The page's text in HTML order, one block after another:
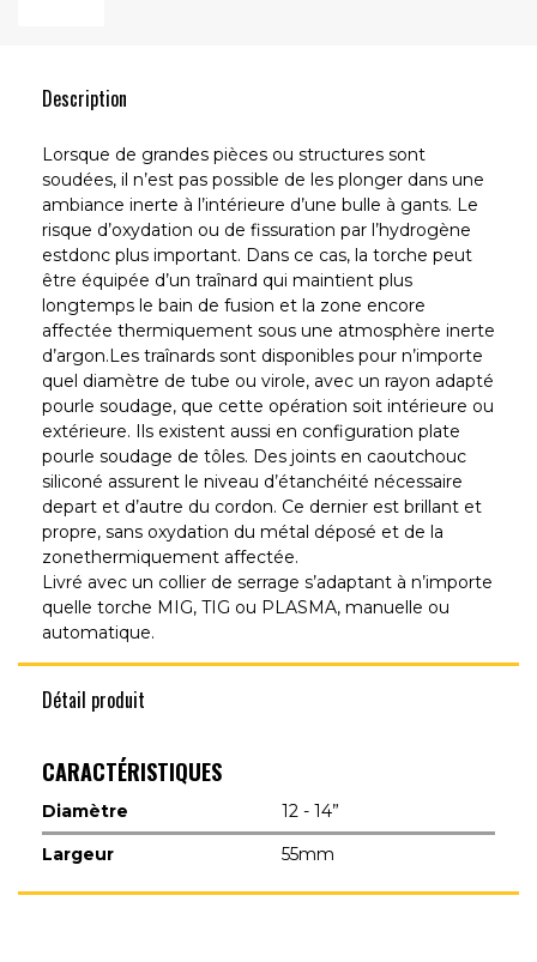
Description
Lorsque de grandes pièces ou structures sont
soudées, il n’est pas possible de les plonger dans une
ambiance inerte à l’intérieure d’une bulle à gants. Le
risque d’oxydation ou de fissuration par l’hydrogène
estdonc plus important. Dans ce cas, la torche peut
être équipée d’un traînard qui maintient plus
longtemps le bain de fusion et la zone encore
affectée thermiquement sous une atmosphère inerte
d’argon.Les traînards sont disponibles pour n’importe
quel diamètre de tube ou virole, avec un rayon adapté
pourle soudage, que cette opération soit intérieure ou
extérieure. Ils existent aussi en configuration plate
pourle soudage de tôles. Des joints en caoutchouc
siliconé assurent le niveau d’étanchéité nécessaire
depart et d’autre du cordon. Ce dernier est brillant et
propre, sans oxydation du métal déposé et de la
zonethermiquement affectée.
Livré avec un collier de serrage s’adaptant à n’importe
quelle torche MIG, TIG ou PLASMA, manuelle ou
automatique.
Détail produit
CARACTÉRISTIQUES
Diamètre
12 - 14”
Largeur
55mm